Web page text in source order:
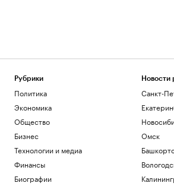
Рубрики
Политика
Экономика
Общество
Бизнес
Технологии и медиа
Финансы
Биографии
Новости
Санкт-
Омск